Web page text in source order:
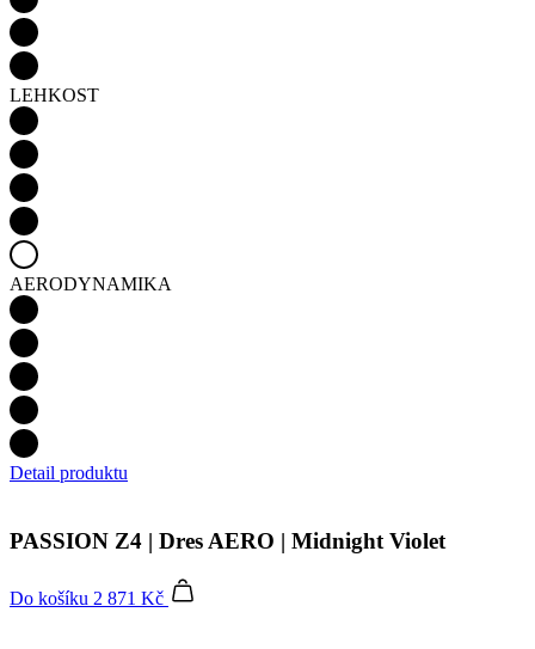
LEHKOST
AERODYNAMIKA
Detail produktu
PASSION Z4 | Dres AERO | Midnight Violet
Do košíku 2 871 Kč